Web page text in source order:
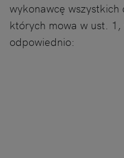
wykonawcę wszystkich
których mowa w ust. 1,
odpowiednio: